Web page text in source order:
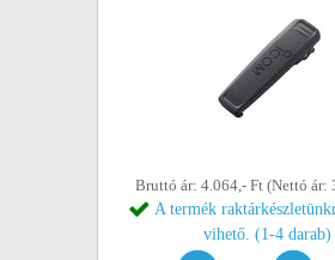
Bruttó ár: 4.064,- Ft (Nettó ár:
A termék
vihető. (1-4 darab)